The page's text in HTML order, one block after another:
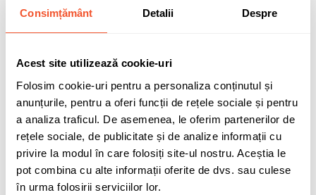
Consimțământ Detalii Despre
Acest site utilizează cookie-uri
Folosim cookie-uri pentru a personaliza conținutul și
anunțurile, pentru a oferi funcții de rețele sociale și pentru
a analiza traficul. De asemenea, le oferim partenerilor de
rețele sociale, de publicitate și de analize informații cu
privire la modul în care folosiți site-ul nostru. Aceștia le
pot combina cu alte informații oferite de dvs. sau culese
în urma folosirii serviciilor lor.
392,86 lei
Adaugă în coș